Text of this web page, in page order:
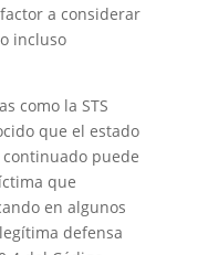
a considerar
incluso
como la STS
que el estado
puede
que
en algunos
defensa